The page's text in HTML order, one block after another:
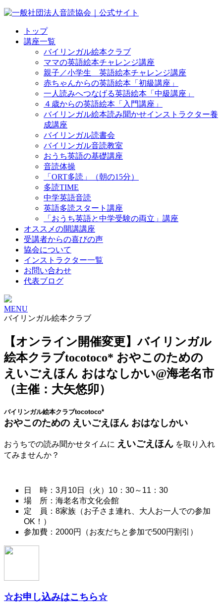
トップ
講座一覧
バイリンガル絵本クラブ
ママの英語絵本チャレンジ講座
親子／小学生 英語絵本チャレンジ講座
赤ちゃんからの英語絵本「初級講座」
一人読みへつなげる英語絵本「中級講座」
４歳からの英語絵本「入門講座」
バイリンガル絵本読み聞かせインストラクター養
成講座
バイリンガル読書会
バイリンガル音読教室
おうち英語の基礎講座
音読体操
「ORT多読」（朝の15分）
多読TIME
中学英語音読
英語多読スタート講座
「おうち英語と中学受験の両立」講座
オススメの開講講座
受講者からの喜びの声
協会について
インストラクター一覧
お問い合わせ
代表ブログ
MENU
バイリンガル絵本クラブ
【オンライン開催変更】バイリンガル
絵本クラブtocotoco* おやこのための
えいごえほん おはなしかい@海老名市
（主催：大矢悠卯）
バイリンガル絵本クラブtocotoco*
おやこのための えいごえほん おはなしかい
おうちでの読み聞かせタイムに えいごえほん を取り入れ
てみませんか？
日 時：3月10日（火）10：30～11：30
場 所：海老名市文化会館
定 員：8家族（お子さま連れ、大人お一人での参加
OK！）
参加費：2000円（お友だちと参加で500円割引）
☆お申し込みはこちら☆